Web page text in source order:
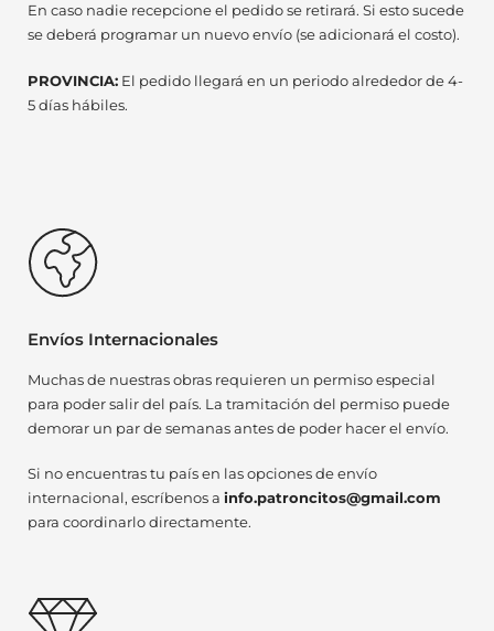
En caso nadie recepcione el pedido se retirará. Si esto sucede
se deberá programar un nuevo envío (se adicionará el costo).
PROVINCIA: El pedido llegará en un periodo alrededor de 4-
5 días hábiles.
Envíos Internacionales
Muchas de nuestras obras requieren un permiso especial
para poder salir del país. La tramitación del permiso puede
demorar un par de semanas antes de poder hacer el envío.
Si no encuentras tu país en las opciones de envío
internacional, escríbenos a info.patroncitos@gmail.com
para coordinarlo directamente.